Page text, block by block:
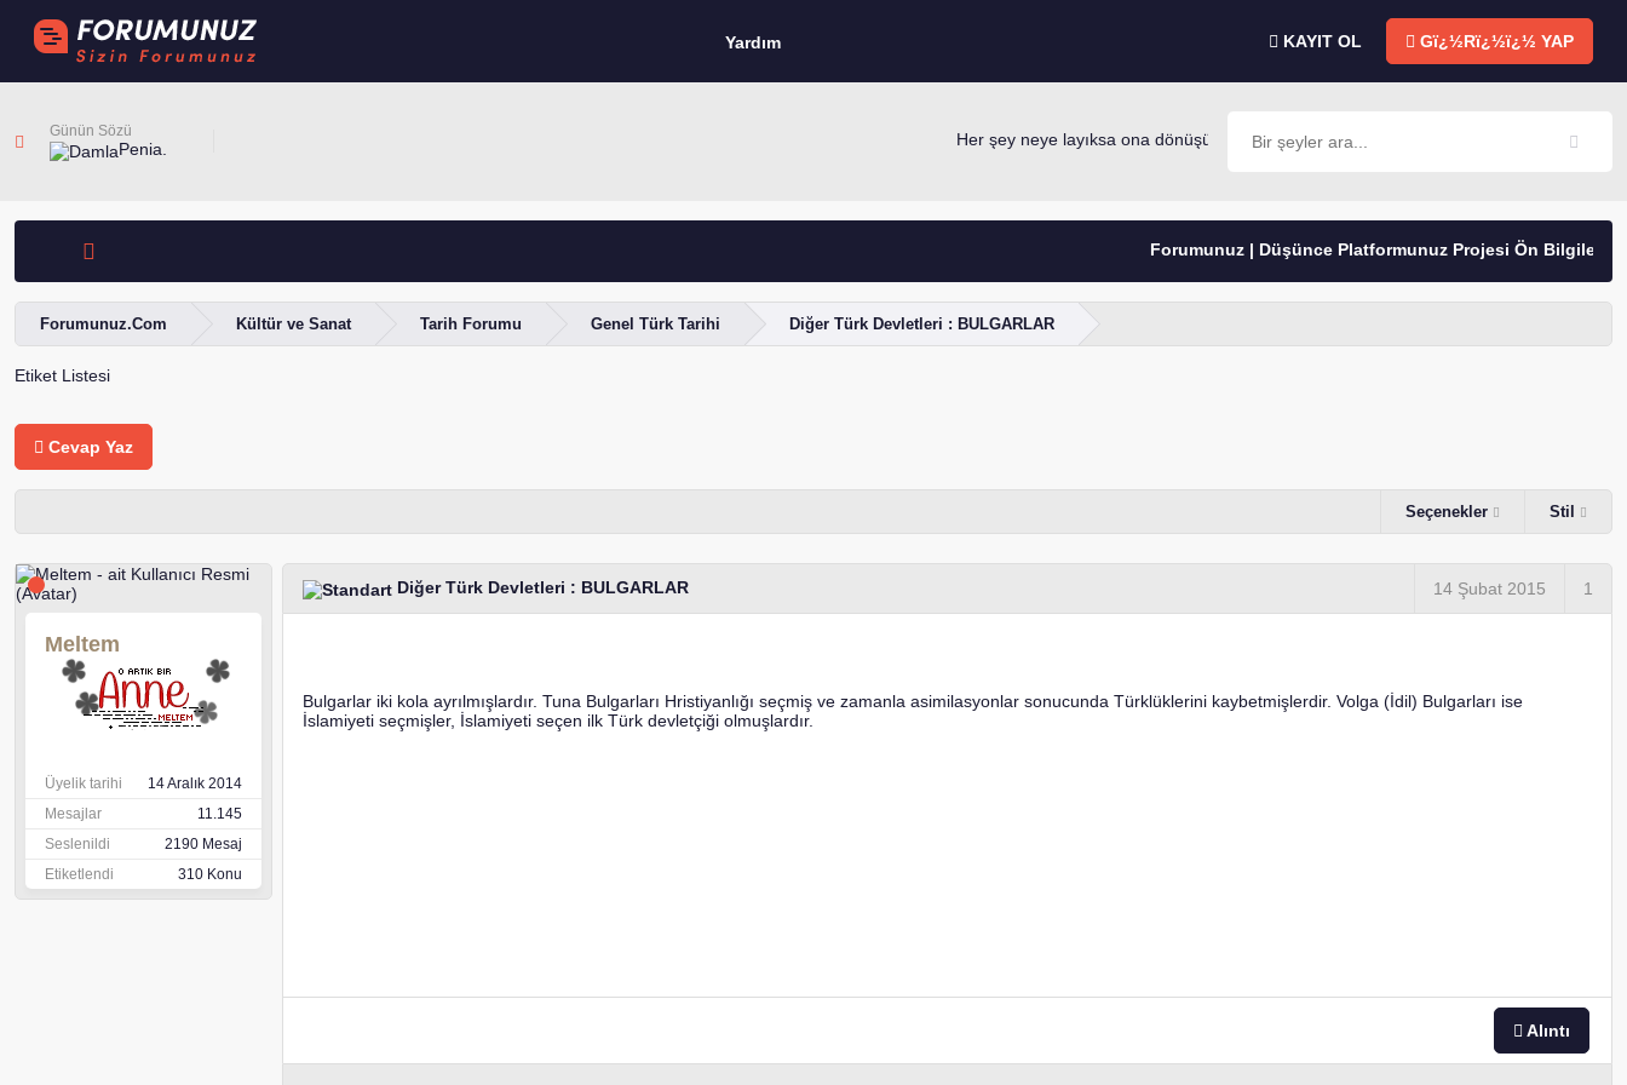
Yardım KAYIT OL Gï¿½Rï¿½ï¿½ YAP
Günün Sözü
Penia. Her şey neye layıksa ona dönüşür. -Mevlana
Forumunuz | Düşünce Platformunuz Projesi Ön Bilgilendirme
Forumunuz.Com Kültür ve Sanat Tarih Forumu Genel Türk Tarihi Diğer Türk Devletleri : BULGARLAR
Etiket Listesi
Cevap Yaz
Seçenekler Stil
Meltem
Üyelik tarihi
14 Aralık 2014
Mesajlar
11.145
Seslenildi
2190 Mesaj
Etiketlendi
310 Konu
Diğer Türk Devletleri : BULGARLAR 14 Şubat 2015 1
Bulgarlar iki kola ayrılmışlardır. Tuna Bulgarları Hristiyanlığı seçmiş ve zamanla asimilasyonlar sonucunda Türklüklerini kaybetmişlerdir. Volga (İdil) Bulgarları ise
İslamiyeti seçmişler, İslamiyeti seçen ilk Türk devletçiği olmuşlardır.
Alıntı